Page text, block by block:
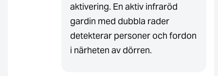
aktivering. En aktiv infraröd
gardin med dubbla rader
detekterar personer och fordon
i närheten av dörren.